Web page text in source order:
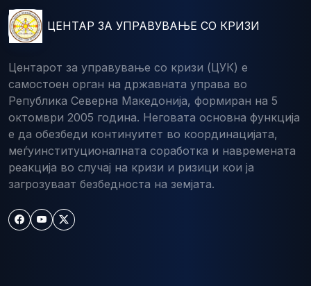
ЦЕНТАР ЗА УПРАВУВАЊЕ СО КРИЗИ
Центарот за управување со кризи (ЦУК) е
самостоен орган на државната управа во
Република Северна Македонија, формиран на 5
октомври 2005 година. Неговата основна функција
е да обезбеди континуитет во координацијата,
меѓуинституционалната соработка и навремената
реакција во случај на кризи и ризици кои ја
загрозуваат безбедноста на земјата.